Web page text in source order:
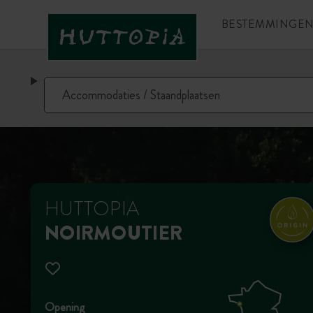
BESTEMMINGEN
HUTTOPIA
NOIRMOUTIER
Opening